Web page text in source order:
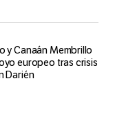
y Canaán Membrillo
europeo tras crisis
Darién